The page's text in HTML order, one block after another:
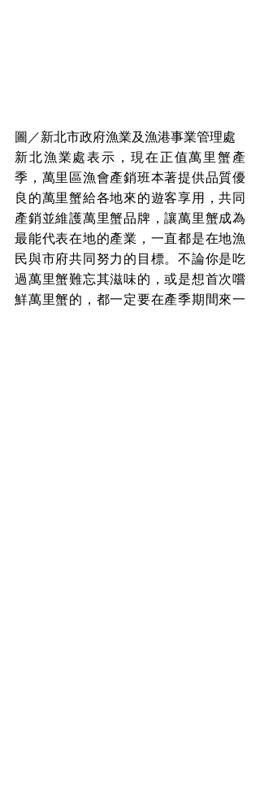
圖／新北市政府漁業及漁港事業管理處
新北漁業處表示，現在正值萬里蟹產
季，萬里區漁會產銷班本著提供品質優
良的萬里蟹給各地來的遊客享用，共同
產銷並維護萬里蟹品牌，讓萬里蟹成為
最能代表在地的產業，一直都是在地漁
民與市府共同努力的目標。不論你是吃
過萬里蟹難忘其滋味的，或是想首次嚐
鮮萬里蟹的，都一定要在產季期間來一